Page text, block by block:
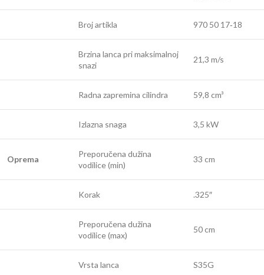
Broj artikla 970 50 17‑18
Brzina lanca pri maksimalnoj
snazi
21,3 m/s
Radna zapremina cilindra 59,8 cm³
Izlazna snaga 3,5 kW
Oprema
Preporučena dužina
vodilice (min)
33 cm
Korak .325″
Preporučena dužina
vodilice (max)
50 cm
Vrsta lanca S35G